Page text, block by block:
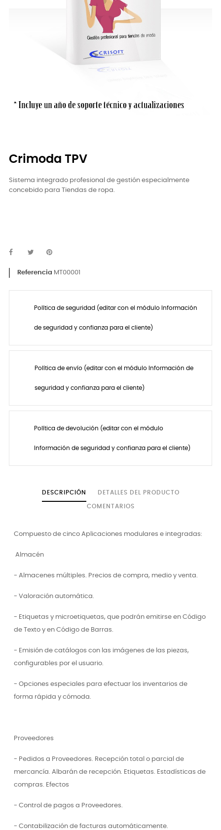
Crimoda TPV
Sistema integrado profesional de gestión especialmente
concebido para Tiendas de ropa.
Referencia MT00001
Política de seguridad (editar con el módulo Información
de seguridad y confianza para el cliente)
Política de envío (editar con el módulo Información de
seguridad y confianza para el cliente)
Política de devolución (editar con el módulo
Información de seguridad y confianza para el cliente)
DESCRIPCIÓN DETALLES DEL PRODUCTO
COMENTARIOS
Compuesto de cinco Aplicaciones modulares e integradas:
Almacén
- Almacenes múltiples. Precios de compra, medio y venta.
- Valoración automática.
- Etiquetas y microetiquetas, que podrán emitirse en Código
de Texto y en Código de Barras.
- Emisión de catálogos con las imágenes de las piezas,
configurables por el usuario.
- Opciones especiales para efectuar los inventarios de
forma rápida y cómoda.
Proveedores
- Pedidos a Proveedores. Recepción total o parcial de
mercancía. Albarán de recepción. Etiquetas. Estadísticas de
compras. Efectos
- Control de pagos a Proveedores.
- Contabilización de facturas automáticamente.